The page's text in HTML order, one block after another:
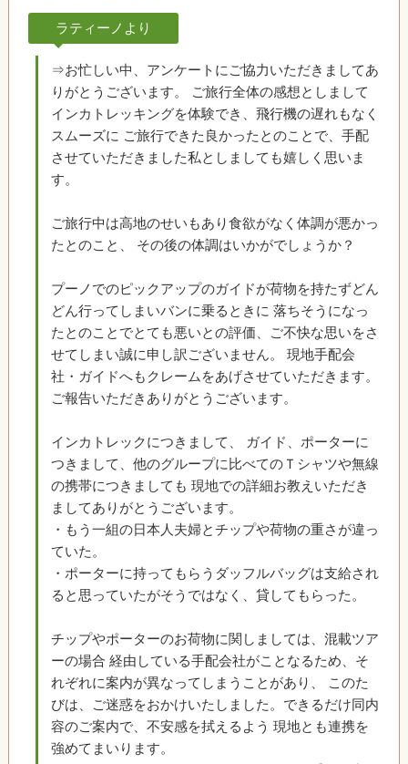
ラティーノより
⇒お忙しい中、アンケートにご協力いただきましてあ
りがとうございます。 ご旅行全体の感想としまして
インカトレッキングを体験でき、飛行機の遅れもなく
スムーズに ご旅行できた良かったとのことで、手配
させていただきました私としましても嬉しく思いま
す。
ご旅行中は高地のせいもあり食欲がなく体調が悪かっ
たとのこと、 その後の体調はいかがでしょうか？
プーノでのピックアップのガイドが荷物を持たずどん
どん行ってしまいバンに乗るときに 落ちそうになっ
たとのことでとても悪いとの評価、ご不快な思いをさ
せてしまい誠に申し訳ございません。 現地手配会
社・ガイドへもクレームをあげさせていただきます。
ご報告いただきありがとうございます。
インカトレックにつきまして、 ガイド、ポーターに
つきまして、他のグループに比べてのＴシャツや無線
の携帯につきましても 現地での詳細お教えいただき
ましてありがとうございます。
・もう一組の日本人夫婦とチップや荷物の重さが違っ
ていた。
・ポーターに持ってもらうダッフルバッグは支給され
ると思っていたがそうではなく、貸してもらった。
チップやポーターのお荷物に関しましては、混載ツア
ーの場合 経由している手配会社がことなるため、そ
れぞれに案内が異なってしまうことがあり、 このた
びは、ご迷惑をおかけいたしました。できるだけ同内
容のご案内で、不安感を拭えるよう 現地とも連携を
強めてまいります。